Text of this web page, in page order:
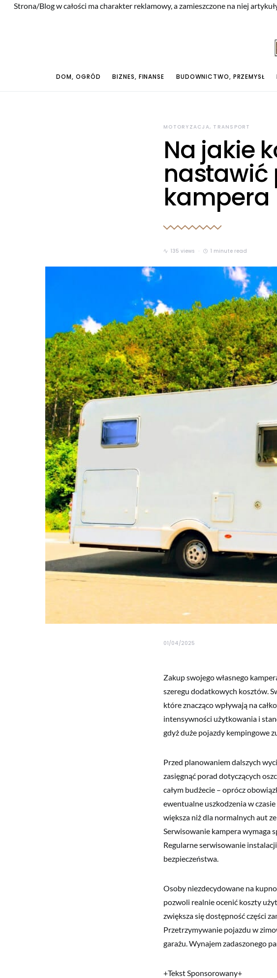
Strona/Blog w całości ma charakter reklamowy, a zamieszczone na niej
DOM, OGRÓD BIZNES, FINANSE BUDOWNICTWO, PRZEMYSŁ
MOTORYZACJA, TRANSPORT
Na jakie
nastawić
kampera
135 views 1 minute read
01/04/2025
Zakup swojego własnego
szeregu dodatkowych kosztów.
które znacząco wpływają na
intensywności użytkowania i
gdyż duże pojazdy kempingowe
Przed planowaniem dalszych
zasięgnąć porad dotyczących
całym budżecie – oprócz
ewentualne uszkodzenia w
większa niż dla normalnych aut
Serwisowanie kampera wymaga
Regularne serwisowanie
bezpieczeństwa.
Osoby niezdecydowane na
pozwoli realnie ocenić koszty
zwiększa się dostępność części
Przetrzymywanie pojazdu w
garażu. Wynajem zadaszonego
+Tekst Sponsorowany+